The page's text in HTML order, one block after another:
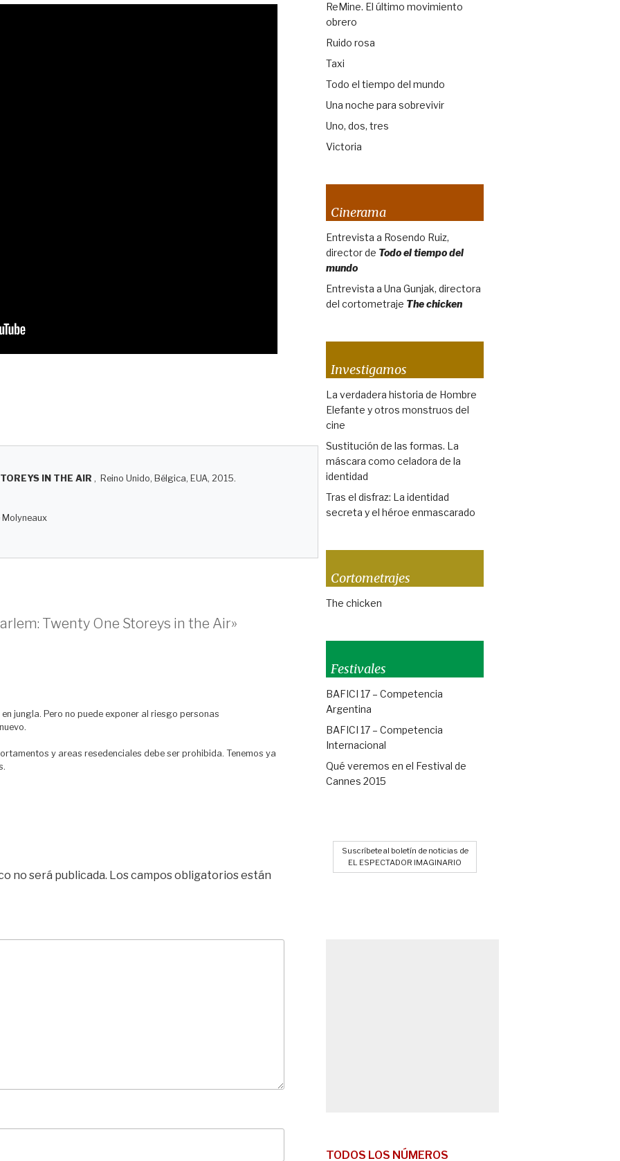
IN THE AIR , Reino Unido, Bélgica, EUA, 2015.
Molyneaux
Twenty One Storeys in the Air»
jungla. Pero no puede exponer al riesgo personas
y areas resedenciales debe ser prohibida. Tenemos ya
no será publicada. Los campos obligatorios están
ReMine. El último movimiento
obrero
Ruido rosa
Taxi
Todo el tiempo del mundo
Una noche para sobrevivir
Uno, dos, tres
Victoria
Cinerama
Entrevista a Rosendo Ruiz,
director de Todo el tiempo del
mundo
Entrevista a Una Gunjak, directora
del cortometraje The chicken
Investigamos
La verdadera historia de Hombre
Elefante y otros monstruos del
cine
Sustitución de las formas. La
máscara como celadora de la
identidad
Tras el disfraz: La identidad
secreta y el héroe enmascarado
Cortometrajes
The chicken
Festivales
BAFICI 17 – Competencia
Argentina
BAFICI 17 – Competencia
Internacional
Qué veremos en el Festival de
Cannes 2015
Suscríbete al boletín de noticias de
EL ESPECTADOR IMAGINARIO
TODOS LOS NÚMEROS